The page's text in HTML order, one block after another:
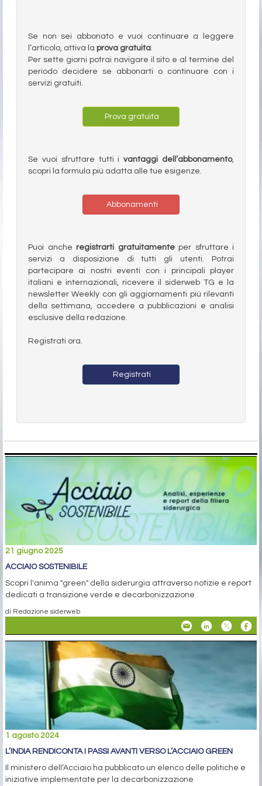
Se non sei abbonato e vuoi continuare a leggere
l’articolo, attiva la prova gratuita.
Per sette giorni potrai navigare il sito e al termine del
periodo decidere se abbonarti o continuare con i
servizi gratuiti.
Prova gratuita
Se vuoi sfruttare tutti ivantaggi dell’abbonamento,
scopri la formula più adatta alle tue esigenze.
Abbonamenti
Puoi anche registrarti gratuitamenteper sfruttare i
servizi a disposizione di tutti gli utenti. Potrai
partecipare ai nostri eventi con i principali player
italiani e internazionali, ricevere il siderweb TG e la
newsletter Weekly con gli aggiornamenti più rilevanti
della settimana, accedere a pubblicazioni e analisi
esclusive della redazione.
Registrati ora.
Registrati
21 giugno 2025
ACCIAIO SOSTENIBILE
Scopri l'anima "green" della siderurgia attraverso notizie e report
dedicati a transizione verde e decarbonizzazione
di Redazione siderweb
1 agosto 2024
L’INDIA RENDICONTA I PASSI AVANTI VERSO L’ACCIAIO GREEN
Il ministero dell’Acciaio ha pubblicato un elenco delle politiche e
iniziative implementate per la decarbonizzazione